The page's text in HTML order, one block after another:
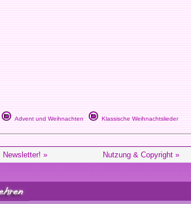
Advent und Weihnachten Klassische Weihnachtslieder
Newsletter! » Nutzung & Copyright »